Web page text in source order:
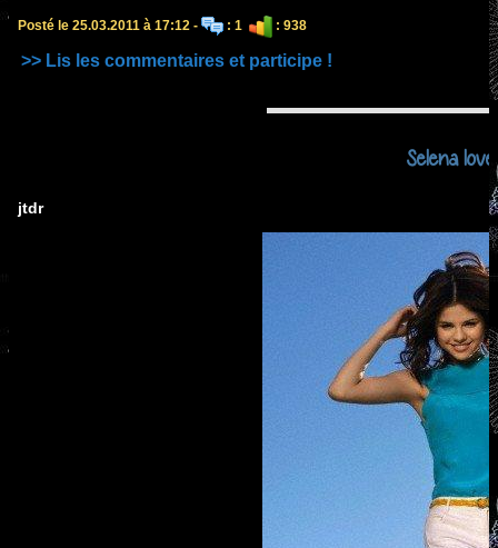
Posté le 25.03.2011 à 17:12 - : 1 : 938
>> Lis les commentaires et participe !
Selena
jtdr